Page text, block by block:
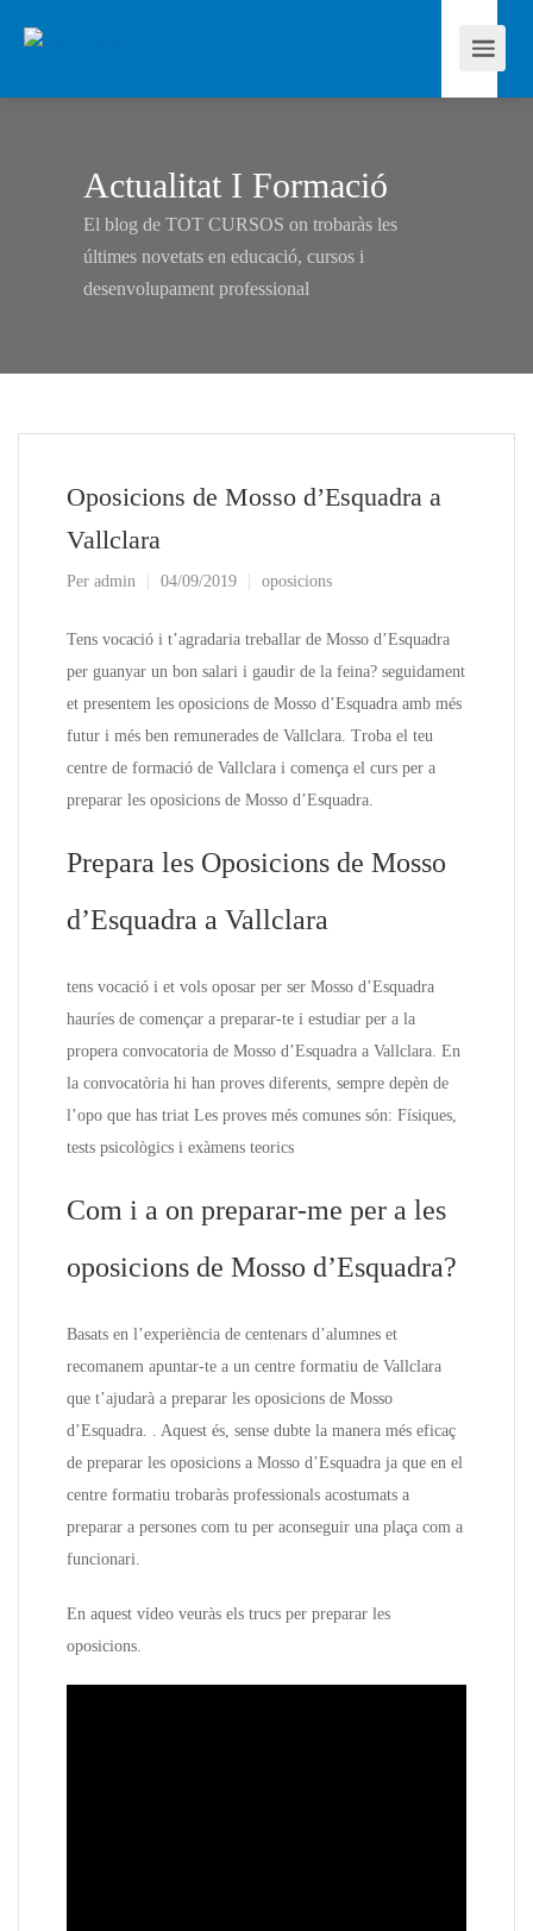
Actualitat I Formació
El blog de TOT CURSOS on trobaràs les
últimes novetats en educació, cursos i
desenvolupament professional
Oposicions de Mosso d’Esquadra a
Vallclara
Per admin 04/09/2019 oposicions
Tens vocació i t’agradaria treballar de Mosso d’Esquadra
per guanyar un bon salari i gaudir de la feina? seguidament
et presentem les oposicions de Mosso d’Esquadra amb més
futur i més ben remunerades de Vallclara. Troba el teu
centre de formació de Vallclara i comença el curs per a
preparar les oposicions de Mosso d’Esquadra.
Prepara les Oposicions de Mosso
d’Esquadra a Vallclara
tens vocació i et vols oposar per ser Mosso d’Esquadra
hauríes de començar a preparar-te i estudiar per a la
propera convocatoria de Mosso d’Esquadra a Vallclara. En
la convocatòria hi han proves diferents, sempre depèn de
l’opo que has triat Les proves més comunes són: Físiques,
tests psicològics i exàmens teorics
Com i a on preparar-me per a les
oposicions de Mosso d’Esquadra?
Basats en l’experiència de centenars d’alumnes et
recomanem apuntar-te a un centre formatiu de Vallclara
que t’ajudarà a preparar les oposicions de Mosso
d’Esquadra. . Aquest és, sense dubte la manera més eficaç
de preparar les oposicions a Mosso d’Esquadra ja que en el
centre formatiu trobaràs professionals acostumats a
preparar a persones com tu per aconseguir una plaça com a
funcionari.
En aquest vídeo veuràs els trucs per preparar les
oposicions.